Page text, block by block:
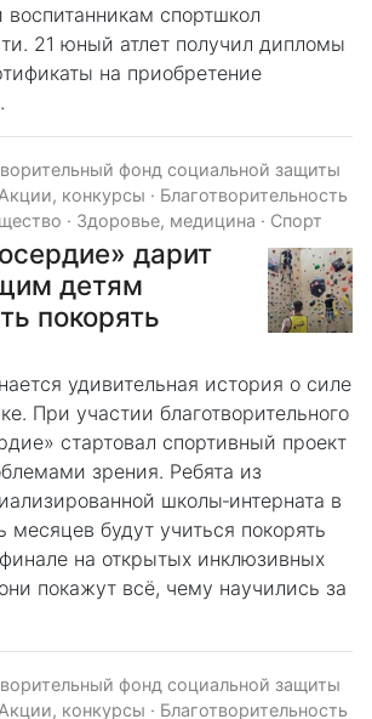
спортшкол
21 юный атлет получил дипломы
на приобретение
фонд социальной защиты
Акции, конкурсы · Благотворительность
· Здоровье, медицина · Спорт
дарит
детям
покорять
удивительная история о силе
При участии благотворительного
стартовал спортивный проект
зрения. Ребята из
школы‑интерната в
будут учиться покорять
на открытых инклюзивных
покажут всё, чему научились за
фонд социальной защиты
Акции, конкурсы · Благотворительность